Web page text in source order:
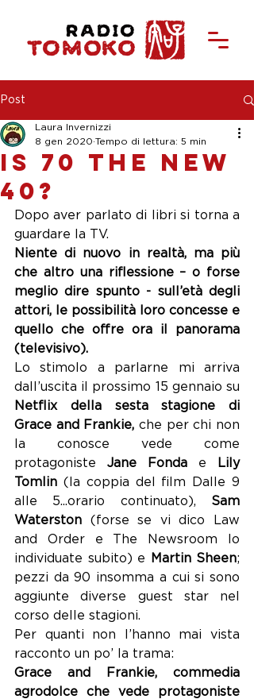
Post
Is 70 the new
40?
Laura Invernizzi
8 gen 2020 Tempo di lettura: 5 min
Dopo aver parlato di libri si torna a
guardare la TV.
Niente di nuovo in realtà, ma più
che altro una riflessione – o forse
meglio dire spunto - sull’età degli
attori, le possibilità loro concesse e
quello che offre ora il panorama
(televisivo).
Lo stimolo a parlarne mi arriva
Netflix della sesta stagione di
Grace and Frankie, che per chi non
la conosce vede come
protagoniste Jane Fonda e
Lily
Tomlin (la coppia del film Dalle 9
alle 5...orario continuato), Sam
Waterston (forse se vi dico Law
and Order e The Newsroom lo
individuate subito) e
Martin Sheen;
pezzi da 90 insomma a cui si sono
aggiunte diverse guest star nel
corso delle stagioni.
Per quanti non l’hanno mai vista
racconto un po’ la trama:
Grace and Frankie, commedia
agrodolce che vede protagoniste